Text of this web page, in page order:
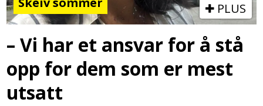
PLUS
– Vi har et ansvar for å stå
opp for dem som er mest
utsatt